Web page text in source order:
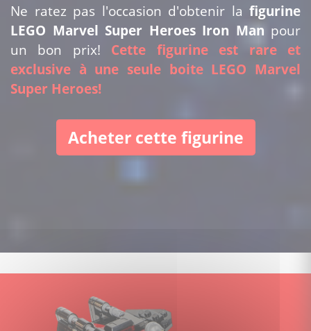
Ne ratez pas l'occasion d'obtenir la figurine
LEGO Marvel Super Heroes Iron Man pour
un bon prix! Cette figurine est rare et
exclusive à une seule boite LEGO Marvel
Super Heroes!
Acheter cette figurine